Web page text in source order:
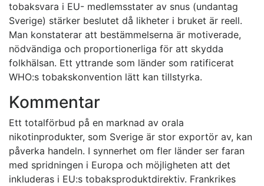
tobaksvara i EU- medlemsstater av snus (undantag
Sverige) stärker beslutet då likheter i bruket är reell.
Man konstaterar att bestämmelserna är motiverade,
nödvändiga och proportionerliga för att skydda
folkhälsan. Ett yttrande som länder som ratificerat
WHO:s tobakskonvention lätt kan tillstyrka.
Kommentar
Ett totalförbud på en marknad av orala
nikotinprodukter, som Sverige är stor exportör av, kan
påverka handeln. I synnerhet om fler länder ser faran
med spridningen i Europa och möjligheten att det
inkluderas i EU:s tobaksproduktdirektiv. Frankrikes